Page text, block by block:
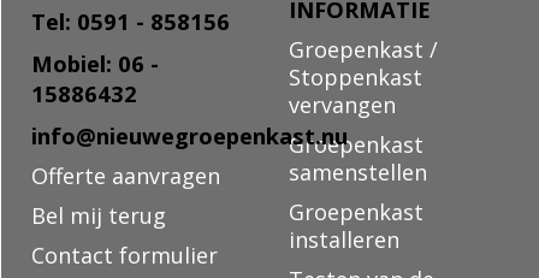
INFORMATIE
Groepenkast /
Stoppenkast
vervangen
Groepenkast
samenstellen
Groepenkast
installeren
Tel: 0591 - 858156
Mobiel: 06 -
15886432
info@nieuwegroepenkast.nu
Offerte aanvragen
Bel mij terug
Contact formulier